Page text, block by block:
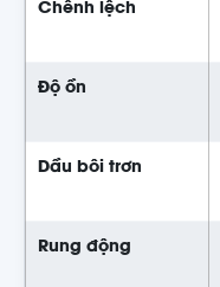
Chênh lệch
Độ ồn
Dầu bôi trơn
Rung động